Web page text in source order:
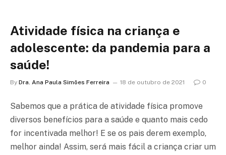
Atividade física na criança e
adolescente: da pandemia para a
saúde!
By Dra. Ana Paula Simões Ferreira 18 de outubro de 2021 0
Sabemos que a prática de atividade física promove
diversos benefícios para a saúde e quanto mais cedo
for incentivada melhor! E se os pais derem exemplo,
melhor ainda! Assim, será mais fácil a criança criar um